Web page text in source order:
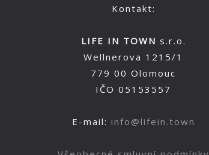
Kontakt:
LIFE IN TOWN s.r.o.
Wellnerova 1215/1
779 00 Olomouc
IČO 05153557
E-mail: info@lifein.town